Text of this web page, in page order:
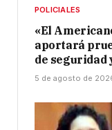
POLICIALES
«El
aportará
de seguridad
5 de agosto de